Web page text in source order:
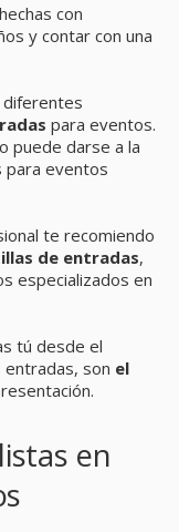
con
y contar con una
para eventos.
puede darse a la
para eventos
te recomiendo
de entradas,
especializados en
tú desde el
son el
en